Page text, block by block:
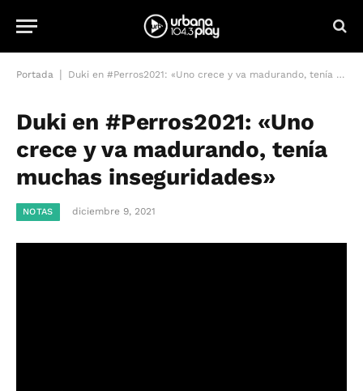
Portada Duki en #Perros2021: «Uno crece y va madurando, tenía muchas inseguridades»
Duki en #Perros2021: «Uno
crece y va madurando, tenía
muchas inseguridades»
NOTAS diciembre 9, 2021